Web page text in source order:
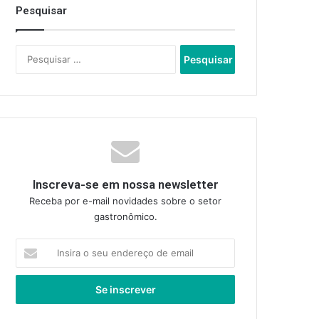
Pesquisar
por:
Inscreva-se em nossa newsletter
Receba por e-mail novidades sobre o setor
gastronômico.
seu
de